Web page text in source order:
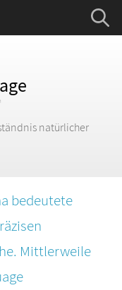
natürlicher
bedeutete
Mittlerweile